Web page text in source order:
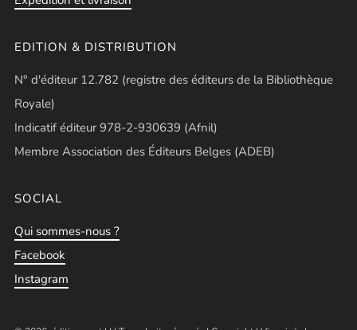
EDITION & DISTRIBUTION
N° d'éditeur 12.782 (registre des éditeurs de la Bibliothèque
Royale)
Indicatif éditeur 978-2-930639 (Afnil)
Membre Association des Éditeurs Belges (ADEB)
SOCIAL
Qui sommes-nous ?
Facebook
Instagram